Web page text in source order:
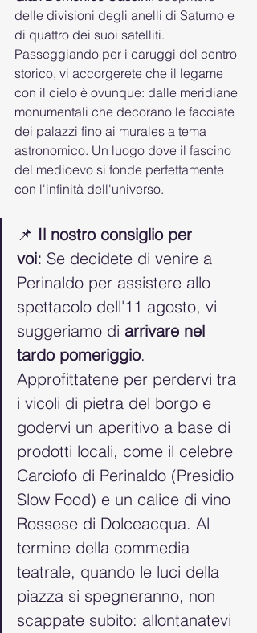
delle divisioni degli anelli di Saturno e
di quattro dei suoi satelliti.
Passeggiando per i caruggi del centro
storico, vi accorgerete che il legame
con il cielo è ovunque: dalle meridiane
monumentali che decorano le facciate
dei palazzi fino ai murales a tema
astronomico. Un luogo dove il fascino
del medioevo si fonde perfettamente
con l'infinità dell'universo.
📌 Il nostro consiglio per
voi: Se decidete di venire a
Perinaldo per assistere allo
spettacolo dell'11 agosto, vi
suggeriamo di arrivare nel
tardo pomeriggio.
Approfittatene per perdervi tra
i vicoli di pietra del borgo e
godervi un aperitivo a base di
prodotti locali, come il celebre
Carciofo di Perinaldo (Presidio
Slow Food) e un calice di vino
Rossese di Dolceacqua. Al
termine della commedia
teatrale, quando le luci della
piazza si spegneranno, non
scappate subito: allontanatevi